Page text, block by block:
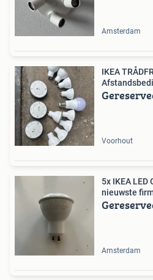
Amsterdam
IKEA
Voorhout
5x IKEA
nieuwste
Amsterdam